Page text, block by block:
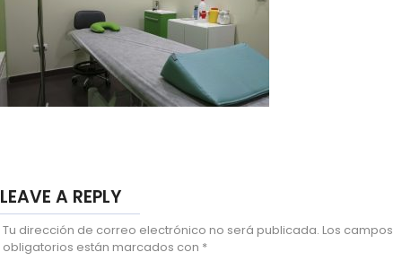
LEAVE A REPLY
Tu dirección de correo electrónico no será publicada. Los campos
obligatorios están marcados con *